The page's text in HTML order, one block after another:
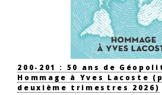
200-201 : 50 ans de
Hommage à Yves Lacoste
deuxième trimestres 2026)